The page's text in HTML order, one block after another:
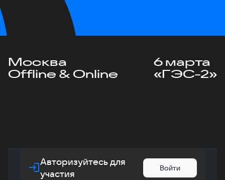
Москва
Offline & Online
6 марта
«ГЭС-2»
Авторизуйтесь для
участия
Войти